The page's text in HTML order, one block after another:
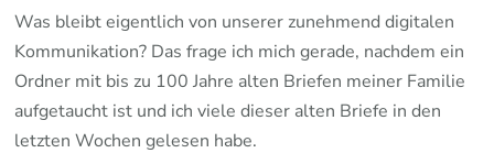
Was bleibt eigentlich von unserer zunehmend digitalen
Kommunikation? Das frage ich mich gerade, nachdem ein
Ordner mit bis zu 100 Jahre alten Briefen meiner Familie
aufgetaucht ist und ich viele dieser alten Briefe in den
letzten Wochen gelesen habe.